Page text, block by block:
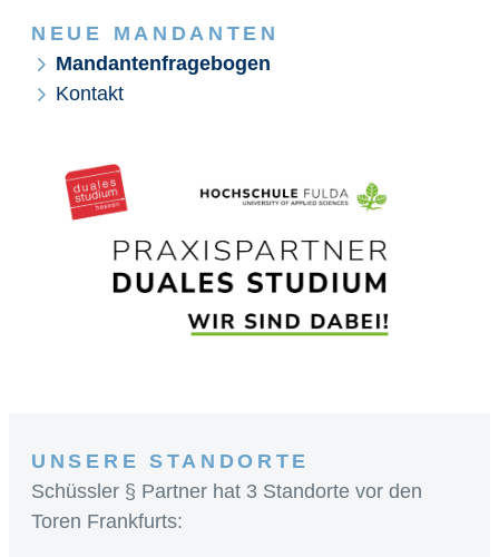
NEUE MANDANTEN
Mandantenfragebogen
Kontakt
UNSERE STANDORTE
Schüssler § Partner hat 3 Standorte vor den
Toren Frankfurts: